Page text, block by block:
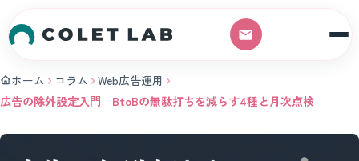
ホーム コラム
Web広告運用
広告の除外設定入門｜BtoBの無駄打ちを減らす4種と月次点検